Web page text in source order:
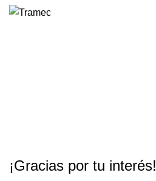
¡Gracias por tu interés!